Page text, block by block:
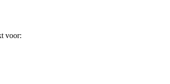
voor: